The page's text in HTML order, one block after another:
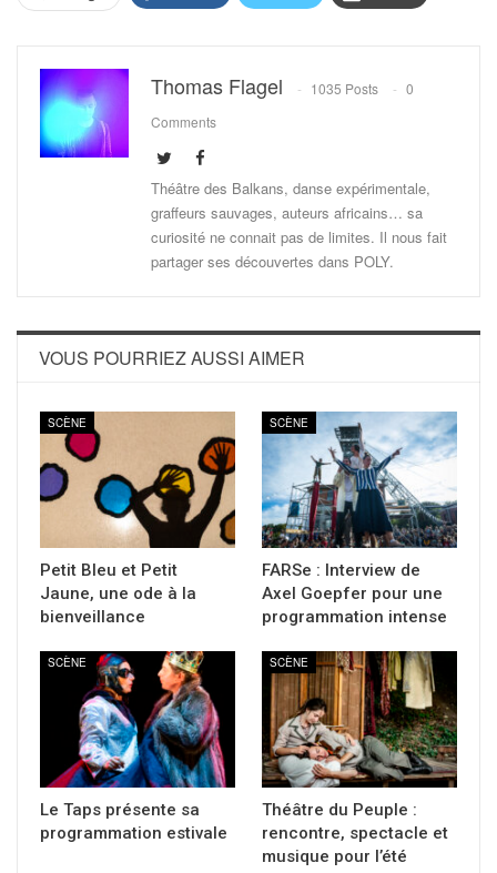
Thomas Flagel 1035 Posts
0
Comments
Théâtre des Balkans, danse expérimentale,
graffeurs sauvages, auteurs africains… sa
curiosité ne connait pas de limites. Il nous fait
partager ses découvertes dans POLY.
VOUS POURRIEZ AUSSI AIMER
SCÈNE
Petit Bleu et Petit
Jaune, une ode à la
bienveillance
SCÈNE
FARSe : Interview de
Axel Goepfer pour une
programmation intense
SCÈNE
Le Taps présente sa
programmation estivale
SCÈNE
Théâtre du Peuple :
rencontre, spectacle et
musique pour l’été